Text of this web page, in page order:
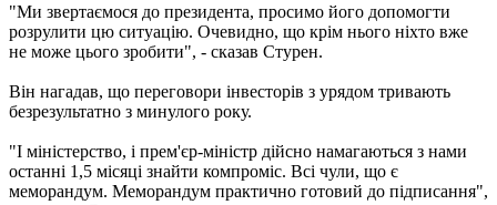
"Ми звертаємося до президента, просимо його допомогти
розрулити цю ситуацію. Очевидно, що крім нього ніхто вже
не може цього зробити", - сказав Стурен.
Він нагадав, що переговори інвесторів з урядом тривають
безрезультатно з минулого року.
"І міністерство, і прем'єр-міністр дійсно намагаються з нами
останні 1,5 місяці знайти компроміс. Всі чули, що є
меморандум. Меморандум практично готовий до підписання",